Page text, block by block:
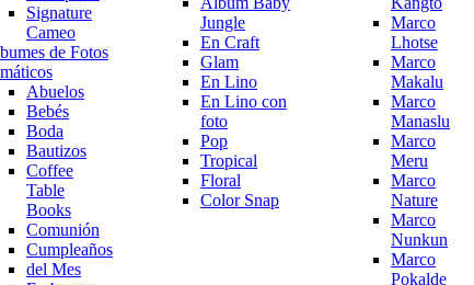
Signature
Cameo
de Fotos
Abuelos
Bebés
Boda
Bautizos
Coffee
Table
Books
Comunión
Cumpleaños
del Mes
Jungle
En Craft
Glam
En Lino
En Lino con
foto
Pop
Tropical
Floral
Color Snap
Marco
Lhotse
Marco
Makalu
Marco
Manaslu
Marco
Meru
Marco
Nature
Marco
Nunkun
Marco
Pokalde